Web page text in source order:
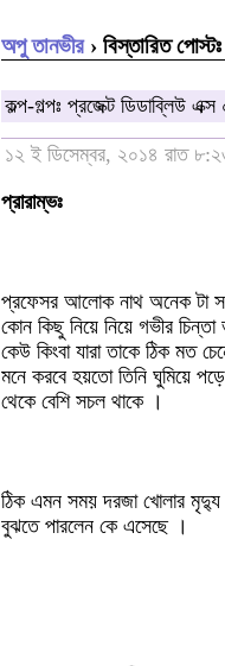
অপু তানভীর› বিস্তারিত পোস্টঃ
কল্প-গল্পঃ প্রজেক্ট ডিডাব্লিউ
১২ ই ডিসেম্বর, ২০১৪ রাত
প্রারাম্ভঃ
প্রফেসর আলোক নাথ অনেক টা
কোন কিছু নিয়ে নিয়ে গভীর
কেউ কিংবা যারা তাকে ঠিক মত
মনে করবে হয়তো তিনি ঘুমিয়ে
থেকে বেশি সচল থাকে ।
ঠিক এমন সময় দরজা খোলার
বুঝতে পারলেন কে এসেছে ।